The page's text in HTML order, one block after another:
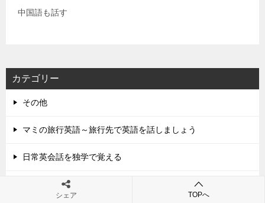
中国語も話す
カテゴリー
その他
マミの旅行英語～旅行先で英語を話しましょう
日常英会話を独学で覚える
海外ドラマから選んだ日常英会話の表現
シェア TOPへ